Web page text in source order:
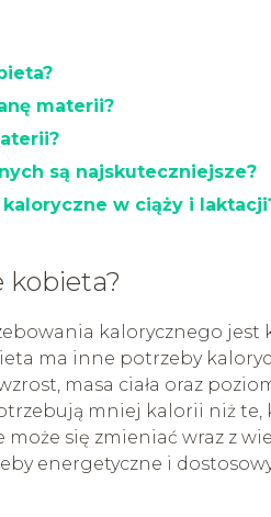
materii?
są najskuteczniejsze?
w ciąży i
kobieta?
kalorycznego jest
ma inne potrzeby
masa ciała oraz
mniej kalorii niż te,
się zmieniać wraz z
energetyczne i